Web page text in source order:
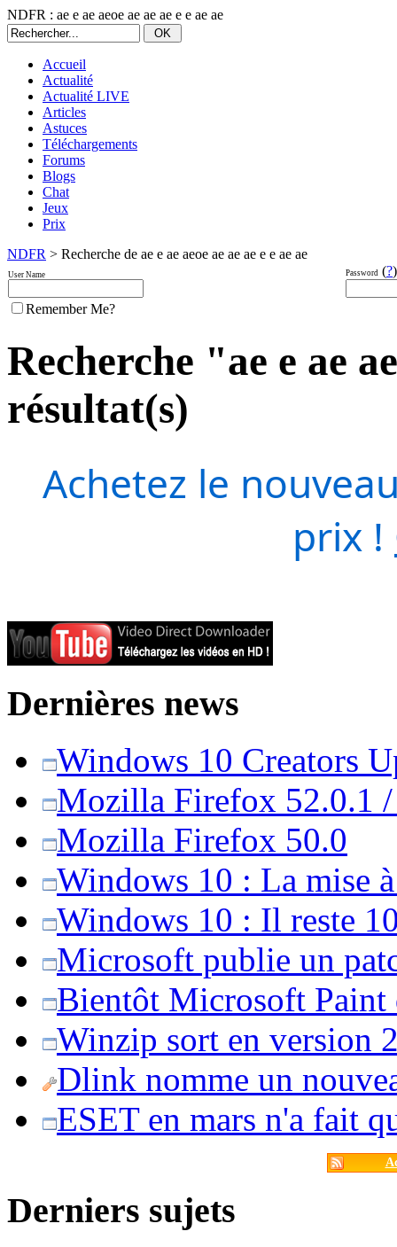
NDFR : ae e ae aeoe ae ae ae e e ae ae
Accueil
Actualité
Actualité LIVE
Articles
Astuces
Téléchargements
Forums
Blogs
Chat
Jeux
Prix
NDFR > Recherche de ae e ae aeoe ae ae ae e e ae ae
User Name Password (?)
Remember Me?
Recherche "ae e ae
résultat(s)
Achetez le
prix !
Dernières news
Windows 10 Creators
Mozilla Firefox 52.0.1
Mozilla Firefox 50.0
Windows 10 : La mise
Windows 10 : Il reste
Microsoft publie un
Bientôt Microsoft Paint
Winzip sort en version
Dlink nomme un
ESET en mars n'a fait
Derniers sujets